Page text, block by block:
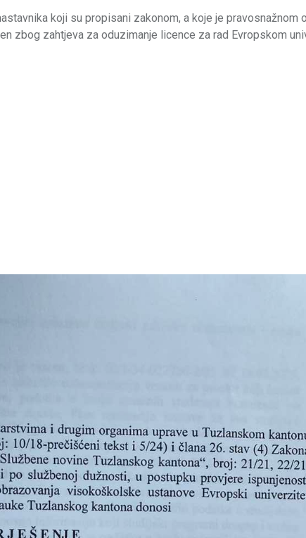
koji su propisani zakonom, a koje je pravosnažnom
zbog zahtjeva za oduzimanje licence za rad Evropskom